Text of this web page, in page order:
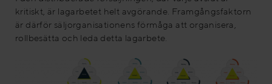
kritiskt, är lagarbetet helt avgörande. Framgångsfaktorn
är därför säljorganisationens förmåga att organisera,
rollbesätta och leda detta lagarbete.